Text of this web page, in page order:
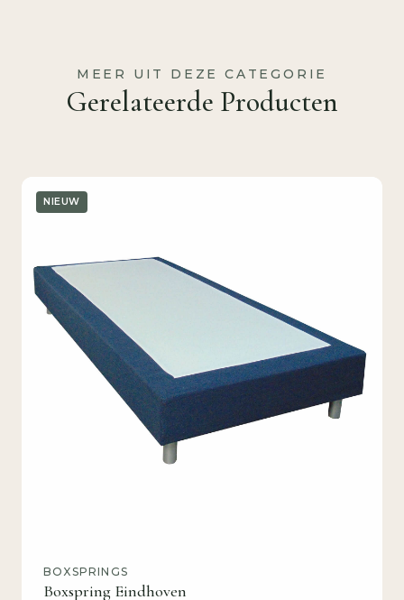
MEER UIT DEZE CATEGORIE
Gerelateerde Producten
NIEUW
BOXSPRINGS
Boxspring Eindhoven